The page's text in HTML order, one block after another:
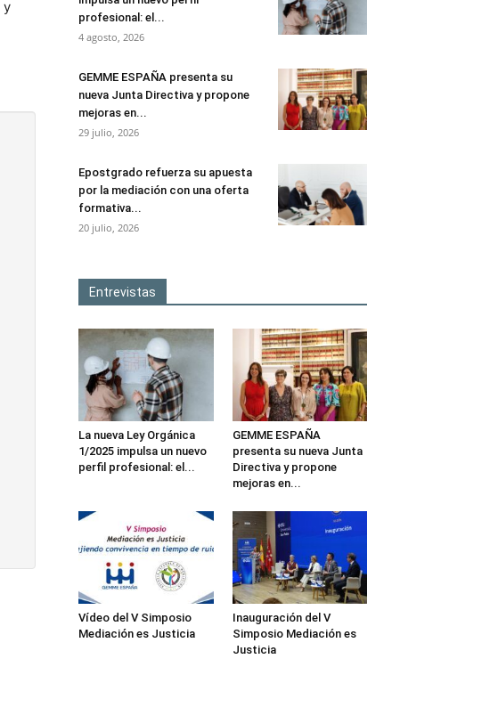
y
profesional: el...
4 agosto, 2026
GEMME ESPAÑA presenta su
nueva Junta Directiva y propone
mejoras en...
29 julio, 2026
Epostgrado refuerza su apuesta
por la mediación con una oferta
formativa...
20 julio, 2026
Entrevistas
La nueva Ley Orgánica
1/2025 impulsa un nuevo
perfil profesional: el...
GEMME ESPAÑA
presenta su nueva Junta
Directiva y propone
mejoras en...
Vídeo del V Simposio
Mediación es Justicia
Inauguración del V
Simposio Mediación es
Justicia